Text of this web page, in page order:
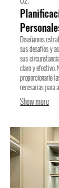
Diseñamos
sus desafíos y
sus
claro y efectivo.
proporcionarle
necesarias para
Show more